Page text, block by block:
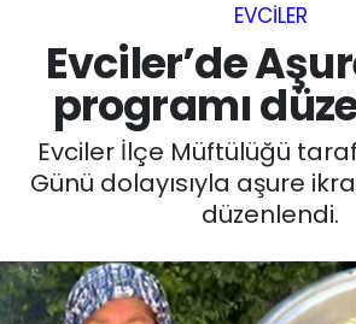
EVCILER‎
Evciler’de
programı
Evciler İlçe Müftülüğü
Günü dolayısıyla aşure
düzenlendi.
ASAYİŞ
GÜNCEL
SİYASET
EĞİTİM
MAGAZİN
Trafik Durumu
Süper Lig Puan Durumu ve
Tüm Manşetler
Son Dakika Haberleri
Haber Arşivi